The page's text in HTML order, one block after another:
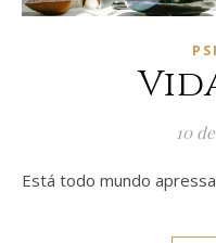
10
Está todo mundo